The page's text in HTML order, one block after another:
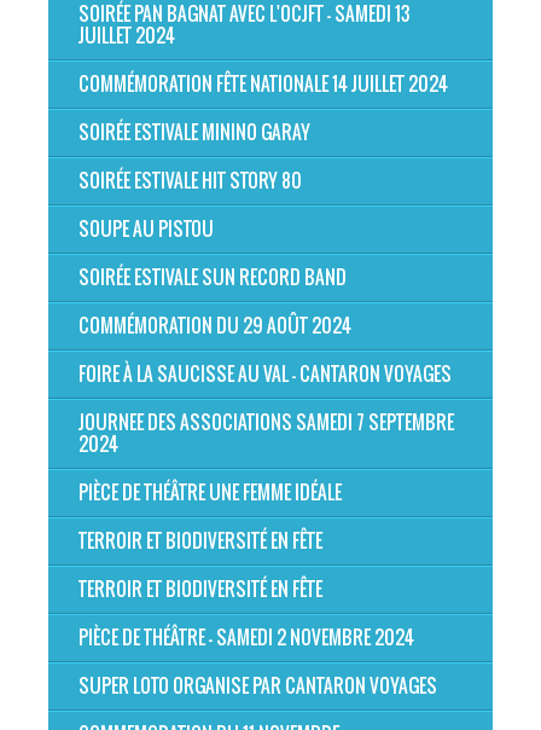
SOIRÉE PAN BAGNAT AVEC L'OCJFT - SAMEDI 13
JUILLET 2024
COMMÉMORATION FÊTE NATIONALE 14 JUILLET 2024
SOIRÉE ESTIVALE MININO GARAY
SOIRÉE ESTIVALE HIT STORY 80
SOUPE AU PISTOU
SOIRÉE ESTIVALE SUN RECORD BAND
COMMÉMORATION DU 29 AOÛT 2024
FOIRE À LA SAUCISSE AU VAL - CANTARON VOYAGES
JOURNEE DES ASSOCIATIONS SAMEDI 7 SEPTEMBRE
2024
PIÈCE DE THÉÂTRE UNE FEMME IDÉALE
TERROIR ET BIODIVERSITÉ EN FÊTE
TERROIR ET BIODIVERSITÉ EN FÊTE
PIÈCE DE THÉÂTRE - SAMEDI 2 NOVEMBRE 2024
SUPER LOTO ORGANISE PAR CANTARON VOYAGES